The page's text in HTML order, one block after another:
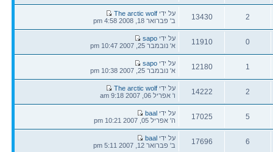
תגובות
צפיות
2
תגובות
13430
צפיות
הודעה
אחרונה
על ידיThe arctic wolf
ב' פברואר 18, 2008 4:58 pm
0
תגובות
11910
צפיות
הודעה
אחרונה
על ידיsapo
א' נובמבר 25, 2007 10:47 pm
1
תגובות
12180
צפיות
הודעה
אחרונה
על ידיsapo
א' נובמבר 25, 2007 10:38 pm
2
תגובות
14222
צפיות
הודעה
אחרונה
על ידיThe arctic wolf
ו' אפריל 06, 2007 9:18 am
5
תגובות
17025
צפיות
הודעה
אחרונה
על ידיbaal
ה' אפריל 05, 2007 10:21 pm
6
17696
הודעה
אחרונה
על ידיbaal
ב' פברואר 12, 2007 5:11 pm